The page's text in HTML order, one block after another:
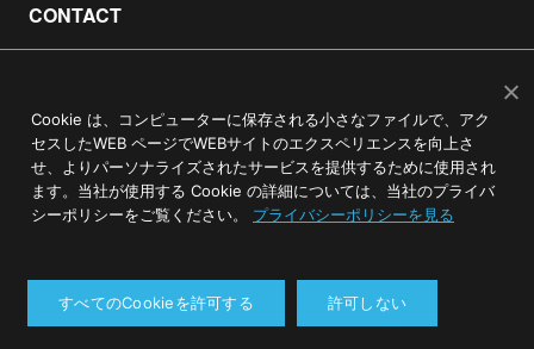
CONTACT
オンライン相談お申込みフォーム
採用応募フォーム
LEGALS
Cookie は、コンピューターに保存される小さなファイルで、アク
セスしたWEB ページでWEBサイトのエクスペリエンスを向上さ
せ、よりパーソナライズされたサービスを提供するために使用され
ます。当社が使用する Cookie の詳細については、当社のプライバ
シーポリシーをご覧ください。 プライバシーポリシーを見る
すべてのCookieを許可する 許可しない